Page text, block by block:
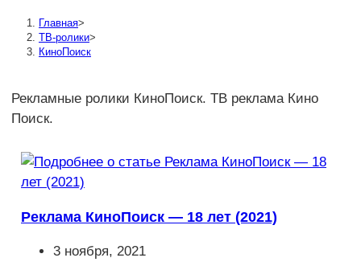
Главная>
ТВ-ролики>
КиноПоиск
Рекламные ролики КиноПоиск. ТВ реклама Кино
Поиск.
Реклама КиноПоиск — 18 лет (2021)
Запись
3 ноября, 2021